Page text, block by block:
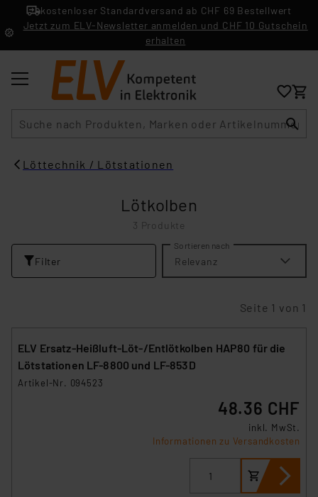
kostenloser Standardversand ab CHF 69 Bestellwert
Jetzt zum ELV-Newsletter anmelden und CHF 10 Gutschein
erhalten
Löttechnik / Lötstationen
Lötkolben
3 Produkte
Filter
Sortieren nach
Relevanz
Seite 1 von 1
ELV Ersatz-Heißluft-Löt-/Entlötkolben HAP80 für die
Lötstationen LF-8800 und LF-853D
Artikel-Nr. 094523
48.36 CHF
inkl. MwSt.
Informationen zu Versandkosten